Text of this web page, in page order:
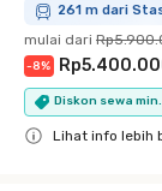
261 m dari
mulai dari
-8%
Diskon sewa
Lihat info lebih